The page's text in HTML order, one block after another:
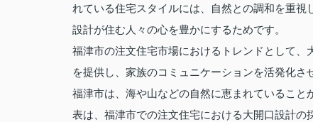
れている住宅スタイルには、自然との調和を重
設計が住む人々の心を豊かにするためです。
福津市の注文住宅市場におけるトレンドとして
を提供し、家族のコミュニケーションを活発化
福津市は、海や山などの自然に恵まれているこ
表は、福津市での注文住宅における大開口設計の